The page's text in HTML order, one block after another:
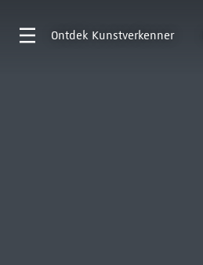
Ontdek Kunstverkenner